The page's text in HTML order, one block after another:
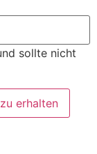
sollte nicht